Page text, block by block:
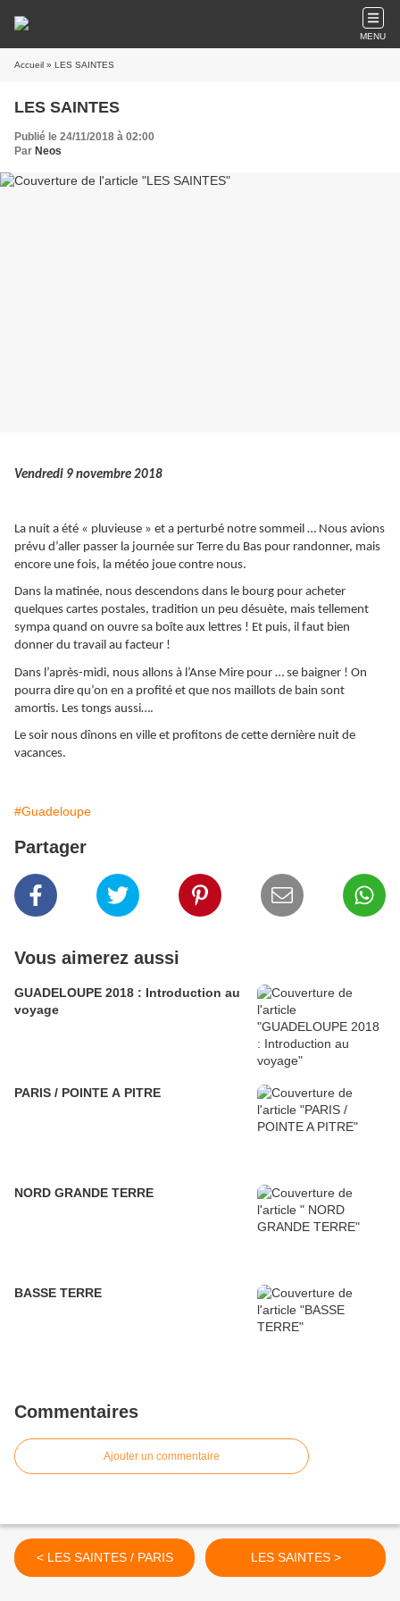
MENU
Accueil » LES SAINTES
LES SAINTES
Publié le 24/11/2018 à 02:00
Par Neos
Vendredi 9 novembre 2018
La nuit a été « pluvieuse » et a perturbé notre sommeil … Nous avions
prévu d’aller passer la journée sur Terre du Bas pour randonner, mais
encore une fois, la météo joue contre nous.
Dans la matinée, nous descendons dans le bourg pour acheter
quelques cartes postales, tradition un peu désuète, mais tellement
sympa quand on ouvre sa boîte aux lettres ! Et puis, il faut bien
donner du travail au facteur !
Dans l’après-midi, nous allons à l’Anse Mire pour … se baigner ! On
pourra dire qu’on en a profité et que nos maillots de bain sont
amortis. Les tongs aussi….
Le soir nous dînons en ville et profitons de cette dernière nuit de
vacances.
#Guadeloupe
Partager
Vous aimerez aussi
GUADELOUPE 2018 : Introduction au
voyage
PARIS / POINTE A PITRE
NORD GRANDE TERRE
BASSE TERRE
Commentaires
Ajouter un commentaire
< LES SAINTES / PARIS LES SAINTES >